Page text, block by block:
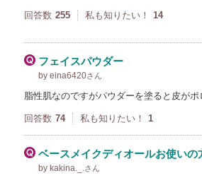
回答数 255 私も知りたい！ 14
フェイスパウダー
by eina6420さん
脂性肌なのですがパウダーを塗ると皮が
回答数 74 私も知りたい！ 1
ベースメイクディオールお使いの
by kakina._.さん